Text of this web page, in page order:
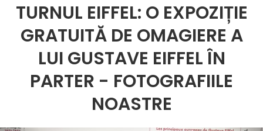
TURNUL EIFFEL: O EXPOZIȚIE
GRATUITĂ DE OMAGIERE A
LUI GUSTAVE EIFFEL ÎN
PARTER - FOTOGRAFIILE
NOASTRE